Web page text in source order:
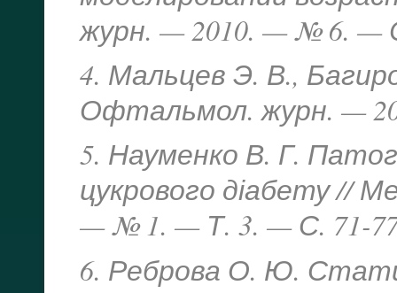
журн. — 2010. — № 6. —
4. Мальцев Э. В.,
Офтальмол. журн. —
5. Науменко В. Г.
цукрового діабету //
— № 1. — Т. 3. — С. 71-
6. Реброва О. Ю.